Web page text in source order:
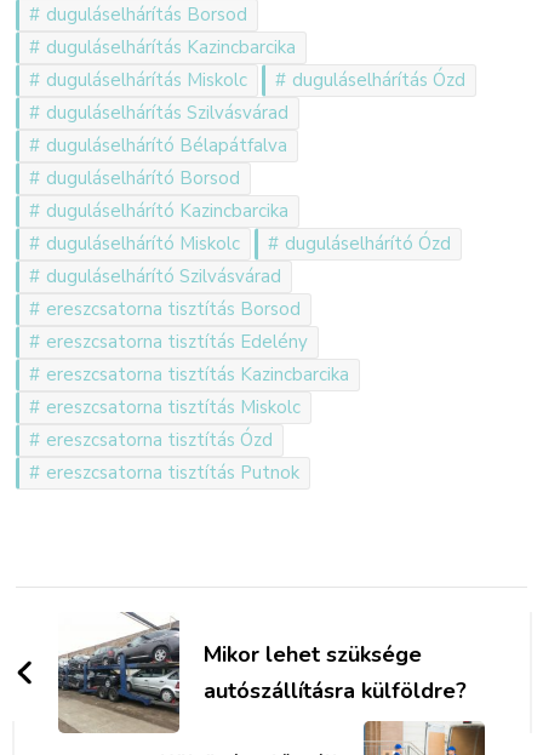
duguláselhárítás Borsod
duguláselhárítás Kazincbarcika
duguláselhárítás Miskolc
duguláselhárítás Ózd
duguláselhárítás Szilvásvárad
duguláselhárító Bélapátfalva
duguláselhárító Borsod
duguláselhárító Kazincbarcika
duguláselhárító Miskolc
duguláselhárító Ózd
duguláselhárító Szilvásvárad
ereszcsatorna tisztítás Borsod
ereszcsatorna tisztítás Edelény
ereszcsatorna tisztítás Kazincbarcika
ereszcsatorna tisztítás Miskolc
ereszcsatorna tisztítás Ózd
ereszcsatorna tisztítás Putnok
Bejegyzések
navigációjaMikor lehet szüksége
autószállításra külföldre?